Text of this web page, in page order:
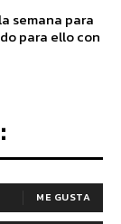
semana para
para ello con
ME GUSTA